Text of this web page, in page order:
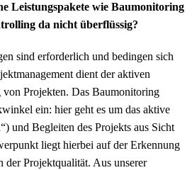
Leistungspakete wie Baumonitoring
da nicht überflüssig?
sind erforderlich und bedingen sich
dient der aktiven
von Projekten. Das Baumonitoring
ein: hier geht es um das aktive
und Begleiten des Projekts aus Sicht
liegt hierbei auf der Erkennung
Projektqualität. Aus unserer